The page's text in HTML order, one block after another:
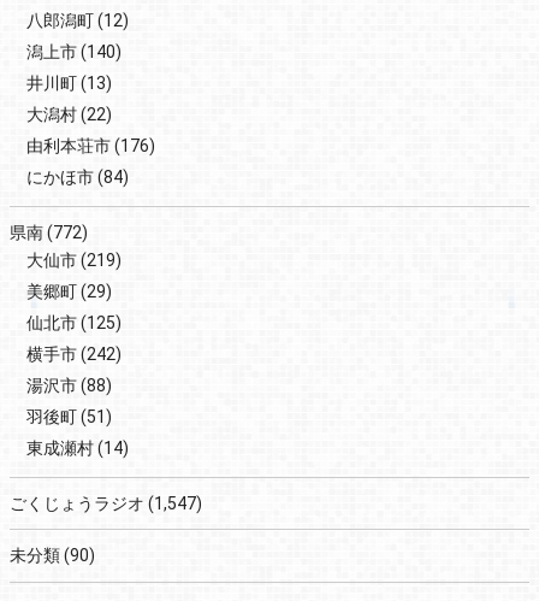
八郎潟町(12)
潟上市(140)
井川町(13)
大潟村(22)
由利本荘市(176)
にかほ市(84)
県南(772)
大仙市(219)
美郷町(29)
仙北市(125)
横手市(242)
湯沢市(88)
羽後町(51)
東成瀬村(14)
ごくじょうラジオ (1,547)
未分類(90)